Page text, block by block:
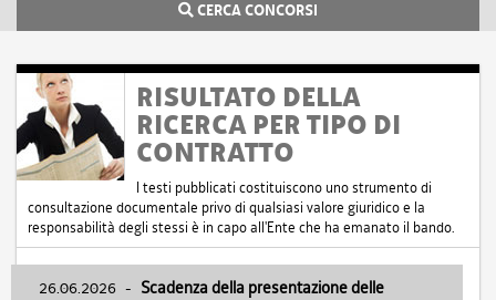
CERCA CONCORSI
RISULTATO DELLA
RICERCA PER TIPO DI
CONTRATTO
I testi pubblicati costituiscono uno strumento di
consultazione documentale privo di qualsiasi valore giuridico e la
responsabilità degli stessi è in capo all'Ente che ha emanato il bando.
26.06.2026 - Scadenza della presentazione delle